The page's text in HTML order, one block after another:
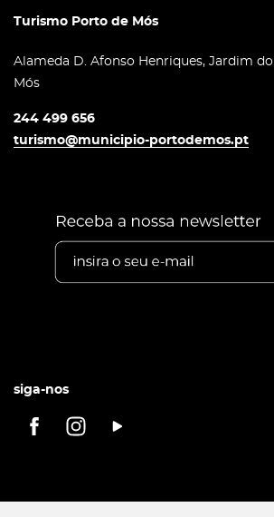
Turismo Porto de Mós
Alameda D. Afonso Henriques, Jardim
Mós
244 499 656
turismo@municipio-portodemos.pt
siga-nos